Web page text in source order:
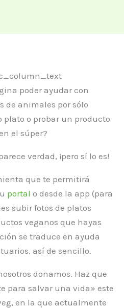
poder ayudar con
de animales por sólo
o probar un producto
el súper?
verdad, ¡pero sí lo es!
que te permitirá
portal o desde la app (para
subir fotos de platos
veganos que hayas
se traduce en ayuda
así de sencillo.
donamos. Haz que
para salvar una vida» este
en la que actualmente